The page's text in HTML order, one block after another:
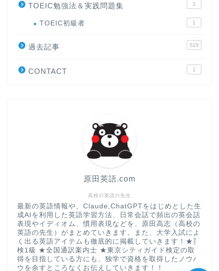
TOEIC勉強法＆実践問題集 1
TOEIC初級者 1
過去記事 519
CONTACT 1
高校の英語の先生
原田英語.com
最新の英語情報や、Claude,ChatGPTをはじめとした生
成AIを利用した英語学習方法、日常会話で頻出の英会話
表現やイディオム、慣用表現などを、原田高志（高校の
英語の先生）がまとめていきます。また、大学入試によ
く出る英語アイテムも徹底的に掲載していきます！★英
検1級 ★全国通訳案内士 ★東京シティガイド検定の取
得を目指している方にも、独学で資格を取得したノウハ
ウを余すところなくお伝えしていきます！！
大学入試英語対策講座
英語名言・格言・カッコい
い英語＆素敵な英文フレー
CONTACT